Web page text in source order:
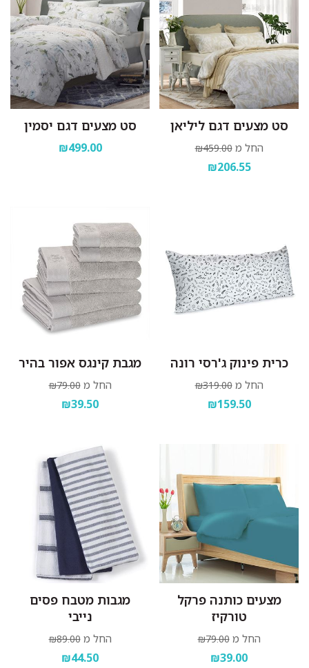
סט מצעים דגם ליליאן
החל מ ₪459.00
₪206.55
סט מצעים דגם יסמין
₪499.00
כרית פינוק ג'רסי רונה
החל מ ₪319.00
₪159.50
מגבת קינגס אפור בהיר
החל מ ₪79.00
₪39.50
מצעים כותנה פרקל
טורקיז
החל מ ₪79.00
₪39.00
מגבות מטבח פסים
נייבי
החל מ ₪89.00
₪44.50